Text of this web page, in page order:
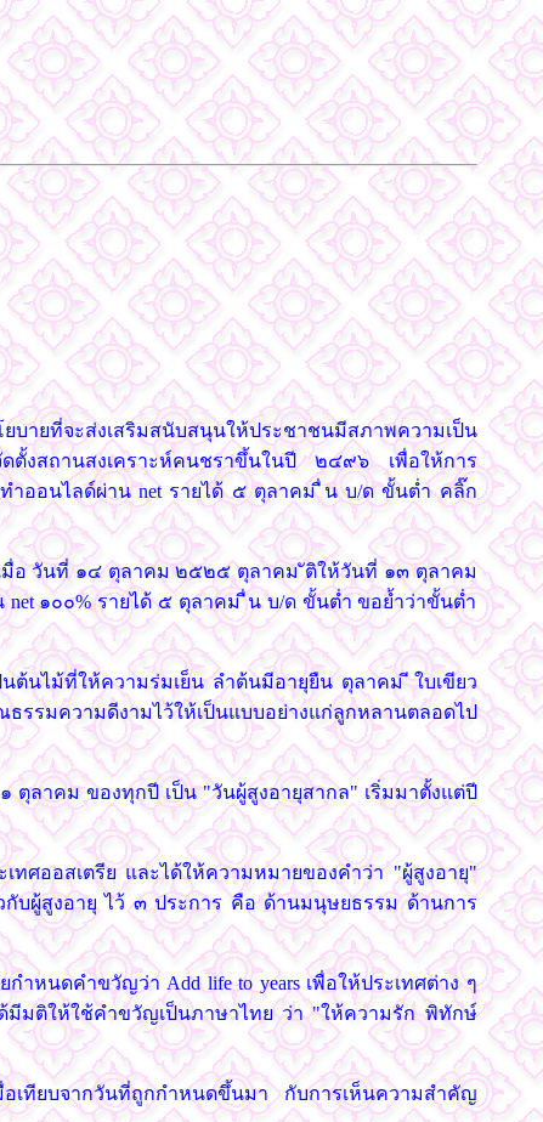
ายที่จะส่งเสริมสนับสนุนให้ประชาชนมีสภาพความเป็น
งสถานสงเคราะห์คนชราขึ้นในปี ๒๔๙๖ เพื่อให้การ
ทำออนไลด์ผ่าน net รายได้ ๕ ตุลาคม ื่น บ/ด ขั้นต่ำ คลิ๊ก
อ วันที่ ๑๔ ตุลาคม ๒๕๒๕ ตุลาคม ัติให้วันที่ ๑๓ ตุลาคม
๑๐๐% รายได้ ๕ ตุลาคม ื่น บ/ด ขั้นต่ำ ขอย้ำว่าขั้นต่ำ
ต้นไม้ที่ให้ความร่มเย็น ลำต้นมีอายุยืน ตุลาคม ีใบเขียว
มความดีงามไว้ให้เป็นแบบอย่างแก่ลูกหลานตลอดไป
ลาคม ของทุกปี เป็น "วันผู้สูงอายุสากล" เริ่มมาตั้งแต่ปี
ศออสเตรีย และได้ให้ความหมายของคำว่า "ผู้สูงอายุ"
บผู้สูงอายุ ไว้ ๓ ประการ คือ ด้านมนุษยธรรม ด้านการ
หนดคำขวัญว่า Add life to years เพื่อให้ประเทศต่าง ๆ
มีมติให้ใช้คำขวัญเป็นภาษาไทย ว่า "ให้ความรัก พิทักษ์
เทียบจากวันที่ถูกกำหนดขึ้นมา กับการเห็นความสำคัญ